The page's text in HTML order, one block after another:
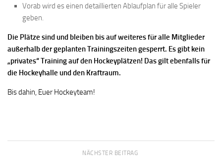
Vorab wird es einen detaillierten Ablaufplan für alle Spieler
geben.
Die Plätze sind und bleiben bis auf weiteres für alle Mitglieder
außerhalb der geplanten Trainingszeiten gesperrt. Es gibt kein
„privates“ Training auf den Hockeyplätzen! Das gilt ebenfalls für
die Hockeyhalle und den Kraftraum.
Bis dahin, Euer Hockeyteam!
NÄCHSTER BEITRAG